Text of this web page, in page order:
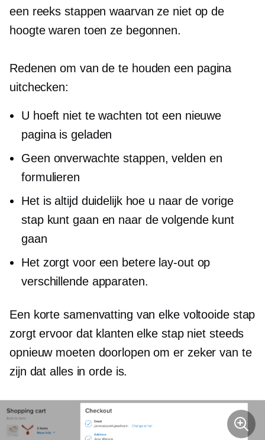
een reeks stappen waarvan ze niet op de
hoogte waren toen ze begonnen.
Redenen om van de te houdeneen pagina
uitchecken:
U hoeft niet te wachten tot een nieuwe
pagina is geladen
Geen onverwachte stappen, velden en
formulieren
Het is altijd duidelijk hoe u naar de vorige
stap kunt gaan en naar de volgende kunt
gaan
Het zorgt voor een betere lay-out op
verschillende apparaten.
Een korte samenvatting van elke voltooide stap
zorgt ervoor dat klanten elke stap niet steeds
opnieuw moeten doorlopen om er zeker van te
zijn dat alles in orde is.